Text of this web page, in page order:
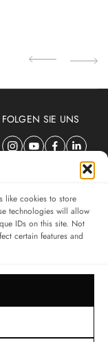
like cookies to store
technologies will allow
IDs on this site. Not
certain features and
FOLGEN SIE UNS
SUBSCRIBE